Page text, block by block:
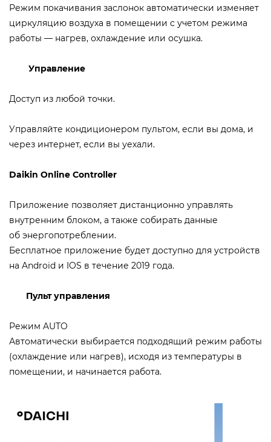
Режим покачивания заслонок автоматически изменяет
циркуляцию воздуха в помещении с учетом режима
работы — нагрев, охлаждение или осушка.
Управление
Доступ из любой точки.
Управляйте кондиционером пультом, если вы дома, и
через интернет, если вы уехали.
Daikin Online Controller
Приложение позволяет дистанционно управлять
внутренним блоком, а также собирать данные
об энергопотреблении.
Бесплатное приложение будет доступно для устройств
на Android и IOS в течение 2019 года.
Пульт управления
Режим AUTO
Автоматически выбирается подходящий режим работы
(охлаждение или нагрев), исходя из температуры в
помещении, и начинается работа.